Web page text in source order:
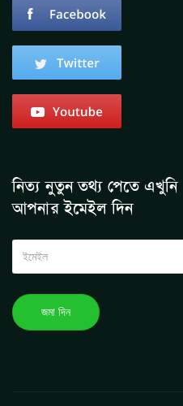
নিত্য নুতুন তথ্য পেতে এখুনি
আপনার ইমেইল দিন